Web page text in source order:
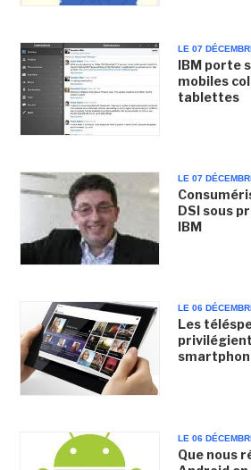
LE 07
IBM porte
mobiles
tablettes
LE 07
DSI sous
IBM
LE 06
Les
LE 06
Que nous